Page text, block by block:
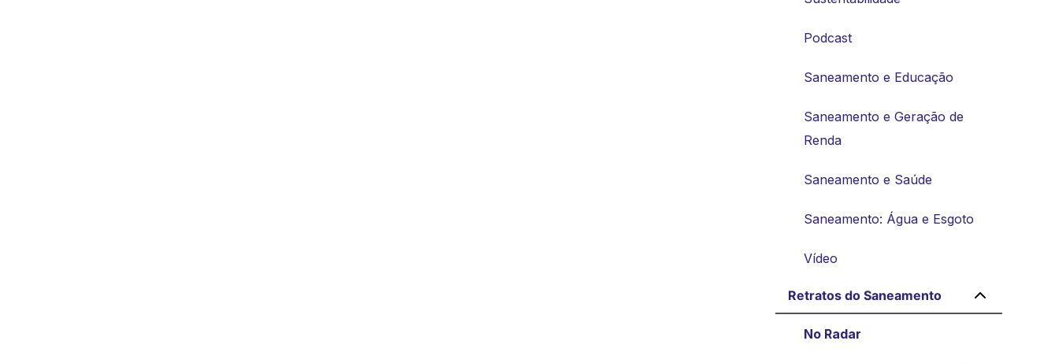
Podcast
Saneamento e Educação
Saneamento e Geração de
Renda
Saneamento e Saúde
Saneamento: Água e Esgoto
Vídeo
Retratos do Saneamento
No Radar